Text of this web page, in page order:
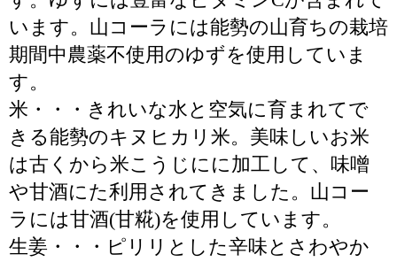
います。山コーラには能勢の山育ちの栽培
期間中農薬不使用のゆずを使用していま
す。
米・・・きれいな水と空気に育まれてで
きる能勢のキヌヒカリ米。美味しいお米
は古くから米こうじにに加工して、味噌
や甘酒にた利用されてきました。山コー
ラには甘酒(甘糀)を使用しています。
生姜・・・ピリリとした辛味とさわやか